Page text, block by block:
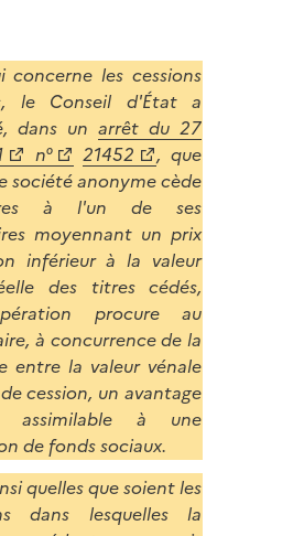
concerne les cessions
le Conseil d'État a
dans unarrêt du 27
n° 21452
, que
société anonyme cède
à l'un de ses
moyennant un prix
inférieur à la valeur
des titres cédés,
procure au
à concurrence de la
entre la valeur vénale
cession, un avantage
à une
de fonds sociaux.
quelles que soient les
dans lesquelles la